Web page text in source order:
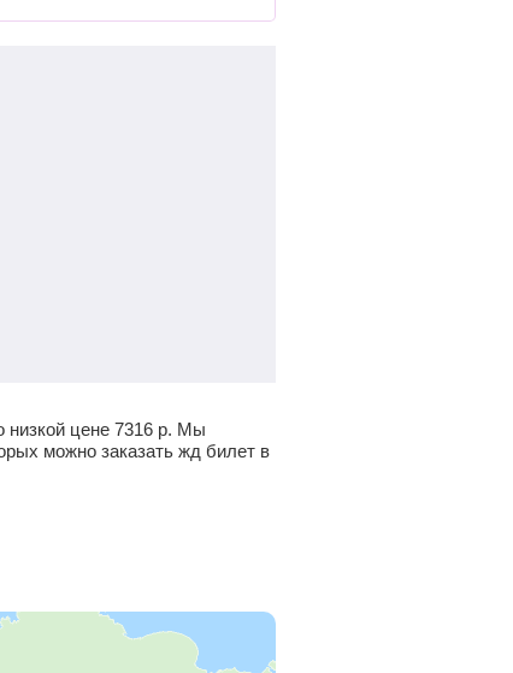
цене 7316 р. Мы
можно заказать жд билет в